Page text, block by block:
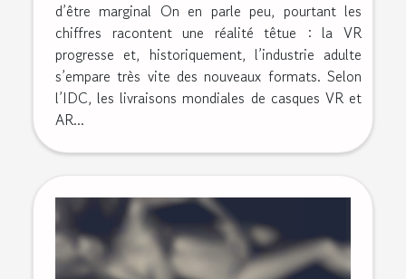
d’être marginal On en parle peu, pourtant les
chiffres racontent une réalité têtue : la VR
progresse et, historiquement, l’industrie adulte
s’empare très vite des nouveaux formats. Selon
l’IDC, les livraisons mondiales de casques VR et
AR...